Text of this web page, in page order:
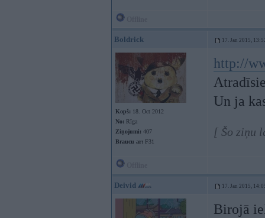
Boldrick 17. Jan 2015,
Kopš: 18. Oct 2012
No: Rīga
Ziņojumi: 407
Braucu ar: F31
http://
Un ja
[ Šo ziņu
Deivid 17. Jan 2015,
Birojā